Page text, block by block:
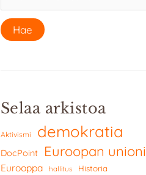
Selaa arkistoa
Aktivismi demokratia
DocPoint Euroopan unioni
Eurooppa hallitus Historia